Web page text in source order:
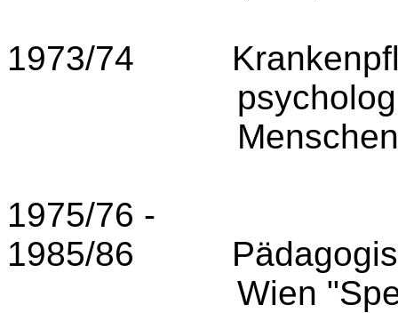
1973/74
1975/76 -
1985/86
Wien